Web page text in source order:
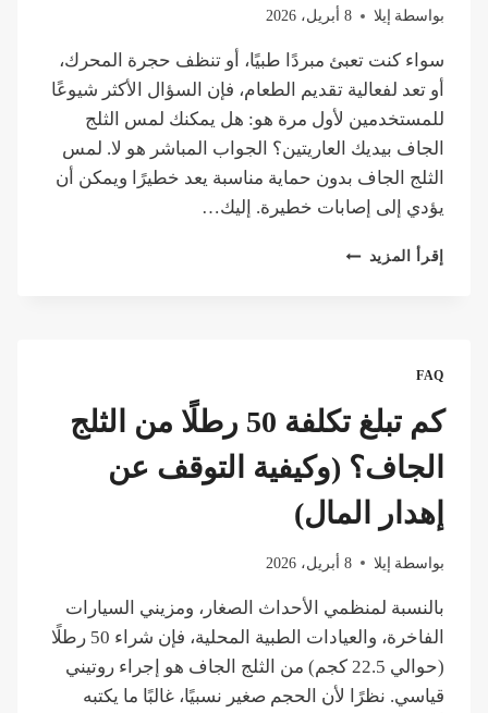
أكسيد
بواسطة إيلا 8 أبريل، 2026
سواء كنت تعبئ مبردًا طبيًا، أو تنظف حجرة المحرك،
أو تعد لفعالية تقديم الطعام، فإن السؤال الأكثر شيوعًا
للمستخدمين لأول مرة هو: هل يمكنك لمس الثلج
الجاف بيديك العاريتين؟ الجواب المباشر هو لا. لمس
الثلج الجاف بدون حماية مناسبة يعد خطيرًا ويمكن أن
يؤدي إلى إصابات خطيرة. إليك…
إقرأ المزيد هل
للسلامة
للمبتدئين
FAQ
كم تبلغ تكلفة 50 رطلًا من الثلج
الجاف؟ (وكيفية التوقف عن
إهدار المال)
بواسطة إيلا 8 أبريل، 2026
بالنسبة لمنظمي الأحداث الصغار، ومزيني السيارات
الفاخرة، والعيادات الطبية المحلية، فإن شراء 50 رطلًا
(حوالي 22.5 كجم) من الثلج الجاف هو إجراء روتيني
قياسي. نظرًا لأن الحجم صغير نسبيًا، غالبًا ما يكتبه